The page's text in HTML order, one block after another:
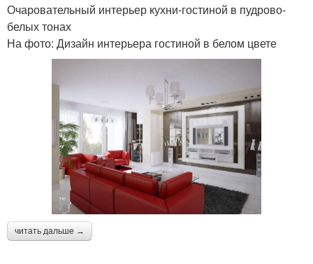
Очаровательный интерьер кухни-гостиной в пудрово-
белых тонах
На фото: Дизайн интерьера гостиной в белом цвете
читать дальше →